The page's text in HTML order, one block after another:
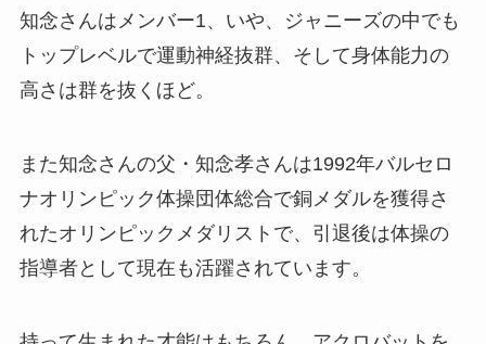
知念さんはメンバー1、いや、ジャニーズの中でも
トップレベルで運動神経抜群、そして身体能力の
高さは群を抜くほど。
また知念さんの父・知念孝さんは1992年バルセロ
ナオリンピック体操団体総合で銅メダルを獲得さ
れたオリンピックメダリストで、引退後は体操の
指導者として現在も活躍されています。